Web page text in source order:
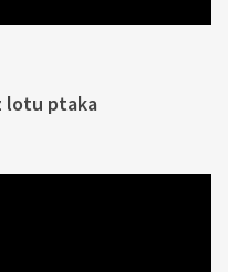
lotu ptaka